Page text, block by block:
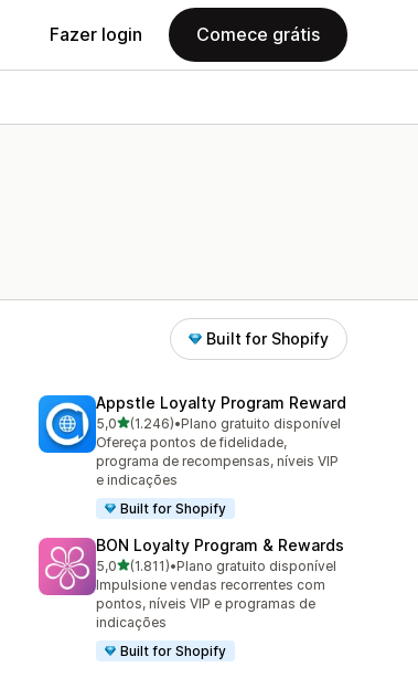
Fazer login Comece grátis
Built for Shopify
Appstle Loyalty Program Reward
5,0de 5 estrelas
(1.246)
1246 avaliações ao todo
•Plano gratuito disponível
Ofereça pontos de fidelidade,
programa de recompensas, níveis VIP
e indicações
Built for Shopify
BON Loyalty Program & Rewards
5,0de 5 estrelas
(1.811)
1811 avaliações ao todo
•Plano gratuito disponível
Impulsione vendas recorrentes com
pontos, níveis VIP e programas de
indicações
Built for Shopify